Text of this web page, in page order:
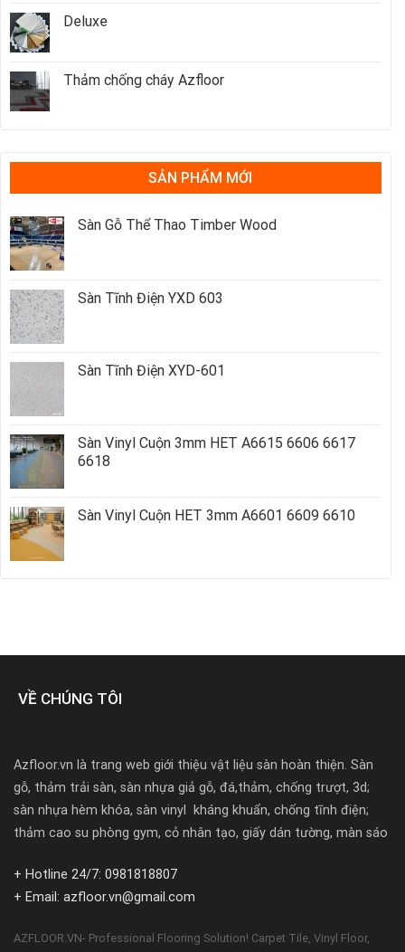
Deluxe
Thảm chống cháy Azfloor
SẢN PHẨM MỚI
Sàn Gỗ Thể Thao Timber Wood
Sàn Tĩnh Điện YXD 603
Sàn Tĩnh Điện XYD-601
Sàn Vinyl Cuộn 3mm HET A6615 6606 6617
6618
Sàn Vinyl Cuộn HET 3mm A6601 6609 6610
VỀ CHÚNG TÔI
Azfloor.vn là trang web giới thiệu vật liệu sàn hoàn thiện. Sàn
gỗ, thảm trải sàn, sàn nhựa giả gỗ, đá,thảm, chống trượt, 3d;
sàn nhựa hèm khóa, sàn vinyl kháng khuẩn, chống tĩnh điện;
thảm cao su phòng gym, cỏ nhân tạo, giấy dán tường, màn sáo
+ Hotline 24/7: 0981818807
+ Email: azfloor.vn@gmail.com
AZFLOOR.VN- Professional Flooring Solution! Carpet Tile, Vinyl Floor,